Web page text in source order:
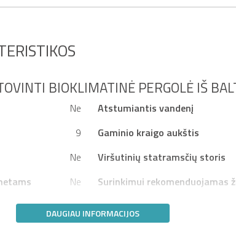
BIOKLIMATINĖ PERGOLĖ IŠ
Ne Atstumiantis vandenį
9 Gaminio kraigo aukštis
Ne Viršutinių statramsčių storis
Ne Surinkimui rekomenduojamas
DAUGIAU INFORMACIJOS